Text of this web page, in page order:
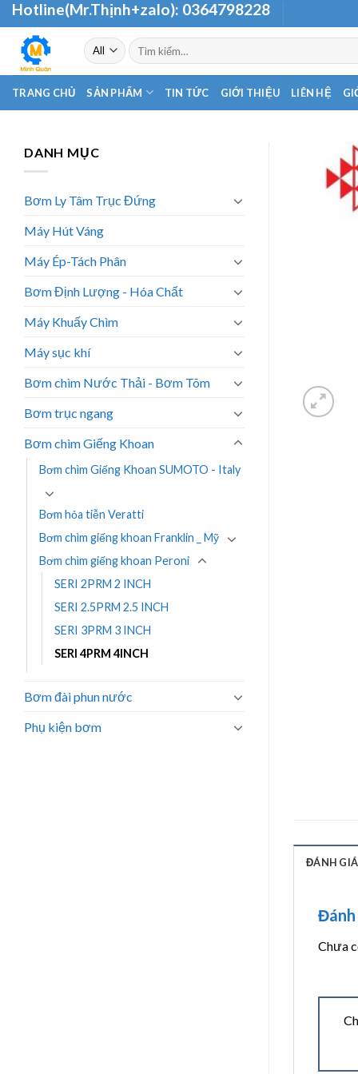
Skip
to
content
Hotline(Mr.Thịnh+zalo): 0364798228
Tìm
kiếm:
TRANG CHỦ SẢN PHẨM TIN TỨC GIỚI THIỆU LIÊN HỆ
DANH MỤC
Bơm Ly Tâm Trục Đứng
Máy Hút Váng
Máy Ép-Tách Phân
Bơm Định Lượng - Hóa Chất
Máy Khuấy Chìm
Máy sục khí
Bơm chìm Nước Thải - Bơm Tõm
Bơm trục ngang
Bơm chìm Giếng Khoan
Bơm chìm Giếng Khoan SUMOTO - Italy
Bơm hỏa tiễn Veratti
Bơm chìm giếng khoan Franklin _ Mỹ
Bơm chìm giếng khoan Peroni
SERI 2PRM 2 INCH
SERI 2.5PRM 2.5 INCH
SERI 3PRM 3 INCH
SERI 4PRM 4INCH
Bơm đài phun nước
Phụ kiện bơm
ĐÁNH
Đánh
Chưa